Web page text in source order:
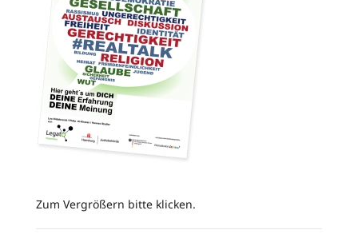
Zum Vergrößern bitte klicken.